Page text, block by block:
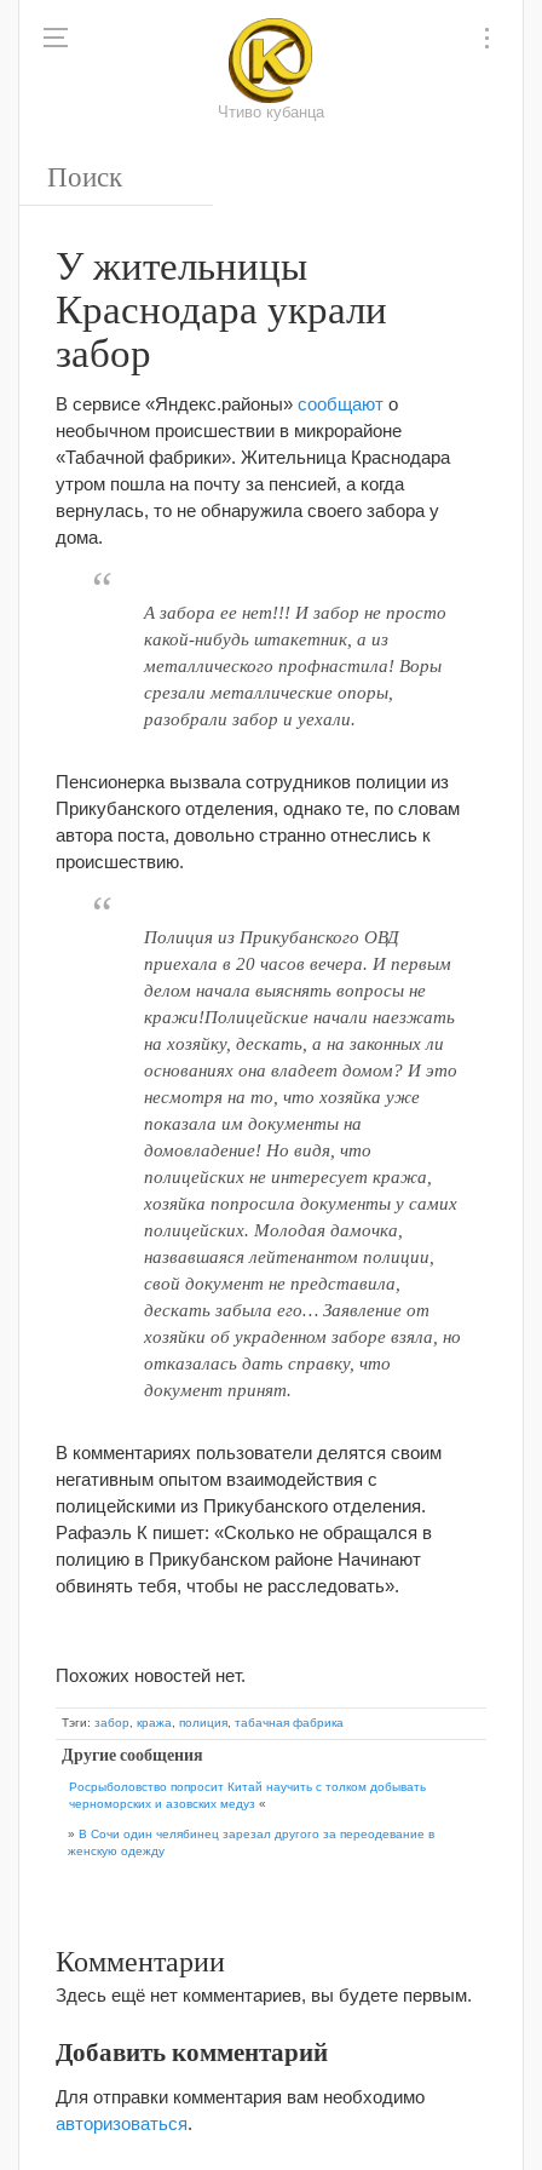
Чтиво кубанца
У жительницы
Краснодара украли
забор
В сервисе «Яндекс.районы» сообщают о
необычном происшествии в микрорайоне
«Табачной фабрики». Жительница Краснодара
утром пошла на почту за пенсией, а когда
вернулась, то не обнаружила своего забора у
дома.
А забора ее нет!!! И забор не просто
какой-нибудь штакетник, а из
металлического профнастила! Воры
срезали металлические опоры,
разобрали забор и уехали.
Пенсионерка вызвала сотрудников полиции из
Прикубанского отделения, однако те, по словам
автора поста, довольно странно отнеслись к
происшествию.
Полиция из Прикубанского ОВД
приехала в 20 часов вечера. И первым
делом начала выяснять вопросы не
кражи!Полицейские начали наезжать
на хозяйку, дескать, а на законных ли
основаниях она владеет домом? И это
несмотря на то, что хозяйка уже
показала им документы на
домовладение! Но видя, что
полицейских не интересует кража,
хозяйка попросила документы у самих
полицейских. Молодая дамочка,
назвавшаяся лейтенантом полиции,
свой документ не представила,
дескать забыла его… Заявление от
хозяйки об украденном заборе взяла, но
отказалась дать справку, что
документ принят.
В комментариях пользователи делятся своим
негативным опытом взаимодействия с
полицейскими из Прикубанского отделения.
Рафаэль К пишет: «Сколько не обращался в
полицию в Прикубанском районе Начинают
обвинять тебя, чтобы не расследовать».
Похожих новостей нет.
Тэги: забор кража полиция табачная фабрика
Другие сообщения
Росрыболовство попросит Китай научить с толком добывать
черноморских и азовских медуз «
» В Сочи один челябинец зарезал другого за переодевание в
женскую одежду
Комментарии
Здесь ещё нет комментариев, вы будете первым.
Добавить комментарий
Для отправки комментария вам необходимо
авторизоваться.